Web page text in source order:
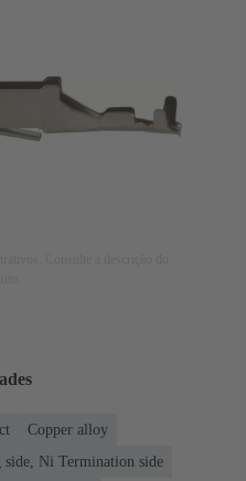
Copper alloy
Ni Termination side